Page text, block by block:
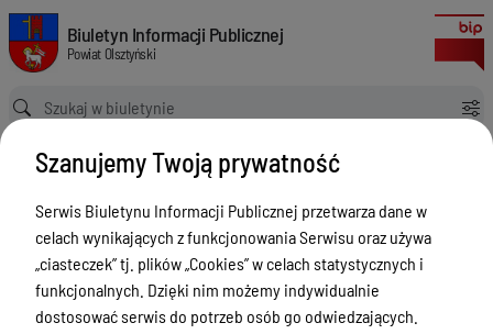
Informacje o instalacjach wytwarzających pole elektromagnetyczne
Biuletyn Informacji Publicznej Powiat Olsztyński
Biuletyn Informacji Publicznej
Powiat Olsztyński
Ścieżka powrotu
Strona główna
Ochrona środowiska BK
Informacje o instalacjach wytwarzających pole elektromagnetyczne objętych obowiązkiem zgłoszenia
Ochrona środowiska BK
Menu Przedmiotowe
Kontakt i telefony w urzędzie
Ogłoszenia
Szanujemy Twoją prywatność
Serwis Biuletynu Informacji Publicznej przetwarza dane w
celach wynikających z funkcjonowania Serwisu oraz używa
„ciasteczek” tj. plików „Cookies” w celach statystycznych i
funkcjonalnych. Dzięki nim możemy indywidualnie
dostosować serwis do potrzeb osób go odwiedzających.